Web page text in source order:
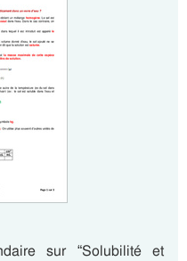
sur “Solubilité et